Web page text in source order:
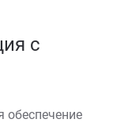
с
обеспечение